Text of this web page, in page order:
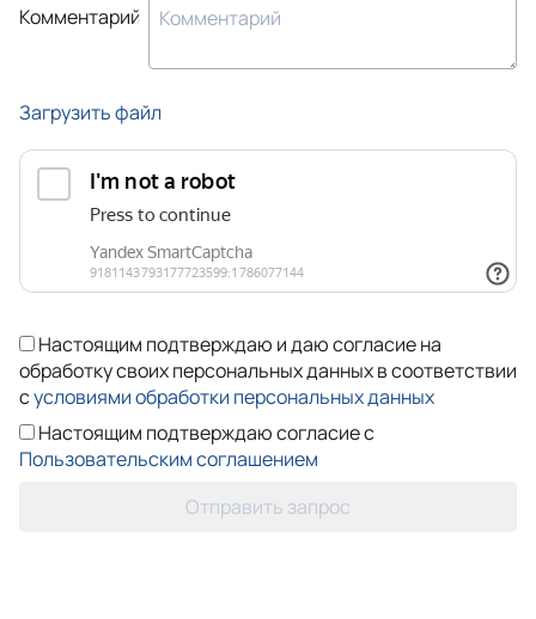
Комментарий
Загрузить файл
Настоящим подтверждаю и даю согласие на
обработку своих персональных данных в соответствии
сусловиями обработки персональных данных
Настоящим подтверждаю согласие с
Пользовательским соглашением
Отправить запрос